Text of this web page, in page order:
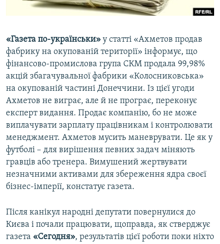
УКР
КТАТ
ДОЛУЧАЙСЯ!
Усі сайти RFE/RL
«Газета по-українськи» у статті «Ахметов продав
фабрику на окупованій території» інформує, що
фінансово-промислова група СКМ продала 99,98%
акцій збагачувальної фабрики «Колосниковська»
на окупованій частині Донеччини. Із цієї угоди
Ахметов не виграє, але й не програє, переконує
експерт видання. Продає компанію, бо не може
виплачувати зарплату працівникам і контролювати
менеджмент. Ахметов мусить маневрувати. Це як у
футболі – для вирішення певних задач міняють
гравців або тренера. Вимушений жертвувати
незначними активами для збереження ядра своєї
бізнес-імперії, констатує газета.
Після канікул народні депутати повернулися до
Києва і почали працювати, щоправда, як стверджує
газета «Сегодня», результатів цієї роботи поки ніхто